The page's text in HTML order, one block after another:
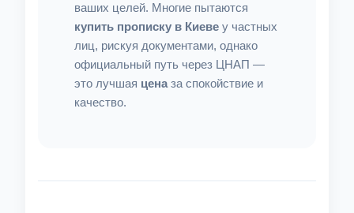
ваших целей. Многие пытаются
купить прописку в Киеве у частных
лиц, рискуя документами, однако
официальный путь через ЦНАП —
это лучшая цена за спокойствие и
качество.